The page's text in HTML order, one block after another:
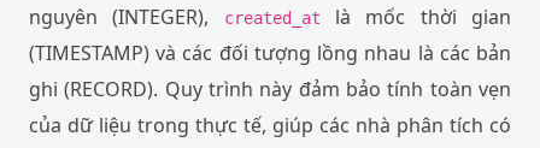
nguyên (INTEGER),
created_at
là mốc thời gian
(TIMESTAMP) và các đối tượng lồng nhau là các bản
ghi (RECORD). Quy trình này đảm bảo tính toàn vẹn
của dữ liệu trong thực tế, giúp các nhà phân tích có